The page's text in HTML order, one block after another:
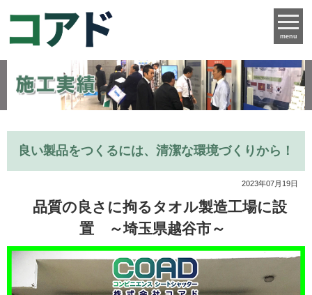
menu
良い製品をつくるには、清潔な環境づくりから！
2023年07月19日
品質の良さに拘るタオル製造工場に設
置 ～埼玉県越谷市～